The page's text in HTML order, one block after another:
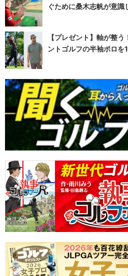
ぐために桑木志帆が意識
【プレゼント】軸が整
ントゴルフの半袖ポロを